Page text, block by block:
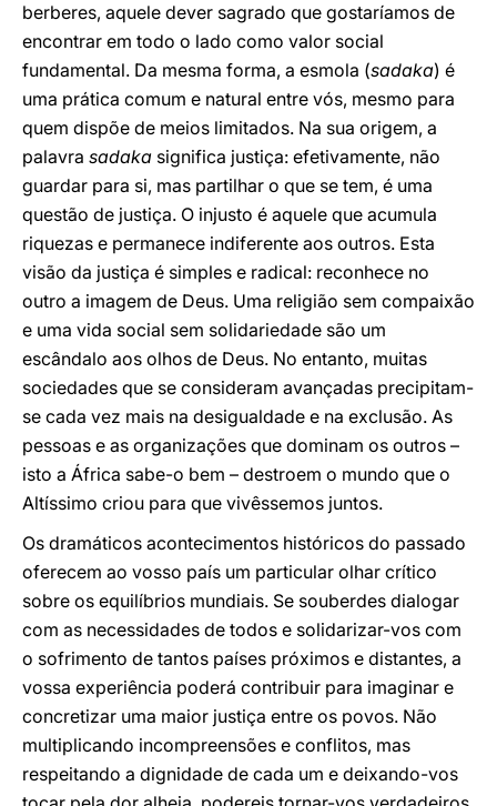
berberes, aquele dever sagrado que gostaríamos de
encontrar em todo o lado como valor social
fundamental. Da mesma forma, a esmola (sadaka) é
uma prática comum e natural entre vós, mesmo para
quem dispõe de meios limitados. Na sua origem, a
palavra sadaka significa justiça: efetivamente, não
guardar para si, mas partilhar o que se tem, é uma
questão de justiça. O injusto é aquele que acumula
riquezas e permanece indiferente aos outros. Esta
visão da justiça é simples e radical: reconhece no
outro a imagem de Deus. Uma religião sem compaixão
e uma vida social sem solidariedade são um
escândalo aos olhos de Deus. No entanto, muitas
sociedades que se consideram avançadas precipitam-
se cada vez mais na desigualdade e na exclusão. As
pessoas e as organizações que dominam os outros –
isto a África sabe-o bem – destroem o mundo que o
Altíssimo criou para que vivêssemos juntos.
Os dramáticos acontecimentos históricos do passado
oferecem ao vosso país um particular olhar crítico
sobre os equilíbrios mundiais. Se souberdes dialogar
com as necessidades de todos e solidarizar-vos com
o sofrimento de tantos países próximos e distantes, a
vossa experiência poderá contribuir para imaginar e
concretizar uma maior justiça entre os povos. Não
multiplicando incompreensões e conflitos, mas
respeitando a dignidade de cada um e deixando-vos